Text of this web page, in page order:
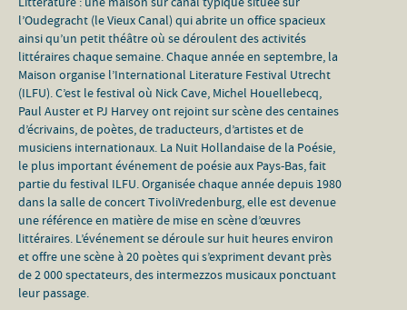
l’Oudegracht (le Vieux Canal) qui abrite un office spacieux
ainsi qu’un petit théâtre où se déroulent des activités
littéraires chaque semaine. Chaque année en septembre, la
Maison organise l’International Literature Festival Utrecht
(ILFU). C’est le festival où Nick Cave, Michel Houellebecq,
Paul Auster et PJ Harvey ont rejoint sur scène des centaines
d’écrivains, de poètes, de traducteurs, d’artistes et de
musiciens internationaux. La Nuit Hollandaise de la Poésie,
le plus important événement de poésie aux Pays-Bas, fait
partie du festival ILFU. Organisée chaque année depuis 1980
dans la salle de concert TivoliVredenburg, elle est devenue
une référence en matière de mise en scène d’œuvres
littéraires. L’événement se déroule sur huit heures environ
et offre une scène à 20 poètes qui s’expriment devant près
de 2 000 spectateurs, des intermezzos musicaux ponctuant
leur passage.